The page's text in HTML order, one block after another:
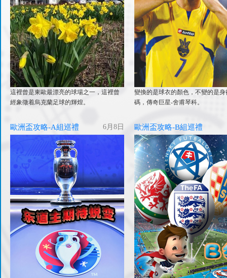
這裡曾是東歐最漂亮的球場之一，這裡曾
經象徵着烏克蘭足球的輝煌。
變換的是球衣的顏色，不變的是身
碼，傳奇巨星-舍甫琴科。
歐洲盃攻略-A組巡禮 6月8日 歐洲盃攻略-B組巡禮